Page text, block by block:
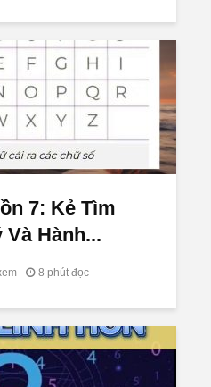
7: Kẻ Tìm
Hành...
8 phút đọc